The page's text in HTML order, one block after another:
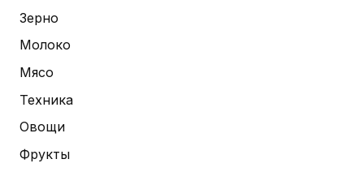
Зерно
Молоко
Мясо
Техника
Овощи
Фрукты